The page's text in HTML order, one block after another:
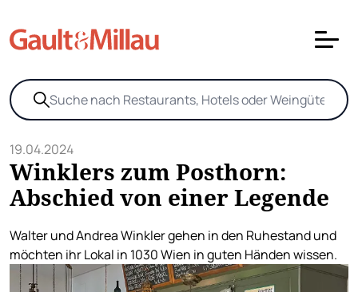
19.04.2024
Winklers zum Posthorn:
Abschied von einer Legende
Walter und Andrea Winkler gehen in den Ruhestand und
möchten ihr Lokal in 1030 Wien in guten Händen wissen.